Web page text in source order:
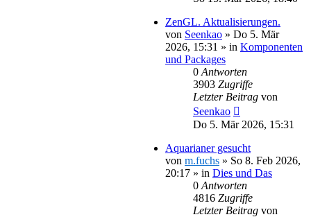
ZenGL. Aktualisierungen.
von Seenkao » Do 5. Mär
2026, 15:31 » in Komponenten
und Packages
0 Antworten
3903 Zugriffe
Letzter Beitrag von
Seenkao
Do 5. Mär 2026, 15:31
Aquarianer gesucht
von m.fuchs » So 8. Feb 2026,
20:17 » in Dies und Das
0 Antworten
4816 Zugriffe
Letzter Beitrag von